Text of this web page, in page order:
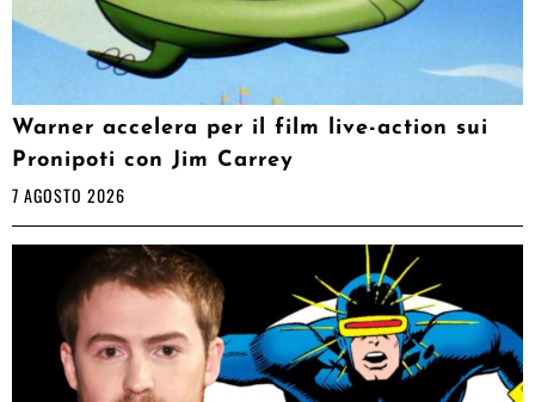
Warner accelera per il film live-action sui
Pronipoti con Jim Carrey
7 AGOSTO 2026